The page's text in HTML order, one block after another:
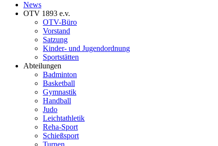
News
OTV 1893 e.v.
OTV-Büro
Vorstand
Satzung
Kinder- und Jugendordnung
Sportstätten
Abteilungen
Badminton
Basketball
Gymnastik
Handball
Judo
Leichtathletik
Reha-Sport
Schießsport
Turnen